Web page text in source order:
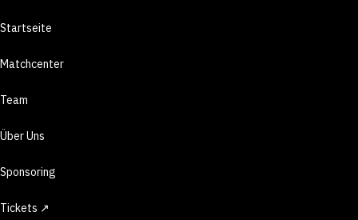
Startseite
Matchcenter
Team
Über Uns
Sponsoring
Tickets ↗